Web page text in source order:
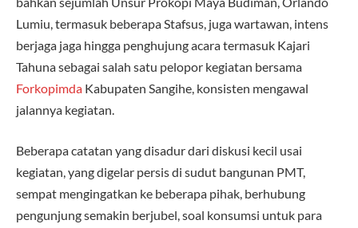
Lumiu, termasuk beberapa Stafsus, juga wartawan, intens
berjaga jaga hingga penghujung acara termasuk Kajari
Tahuna sebagai salah satu pelopor kegiatan bersama
Forkopimda Kabupaten Sangihe, konsisten mengawal
jalannya kegiatan.
Beberapa catatan yang disadur dari diskusi kecil usai
kegiatan, yang digelar persis di sudut bangunan PMT,
sempat mengingatkan ke beberapa pihak, berhubung
pengunjung semakin berjubel, soal konsumsi untuk para